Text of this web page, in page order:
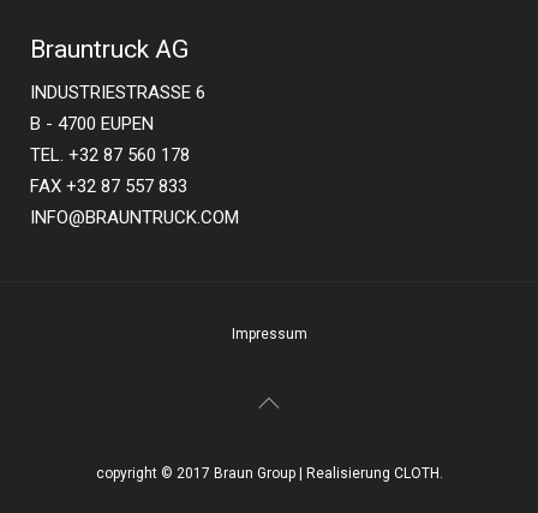
Brauntruck AG
INDUSTRIESTRASSE 6
B - 4700 EUPEN
TEL. +32 87 560 178
FAX +32 87 557 833
INFO@BRAUNTRUCK.COM
Impressum
copyright © 2017 Braun Group | Realisierung CLOTH.